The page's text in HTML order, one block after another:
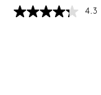
4.3